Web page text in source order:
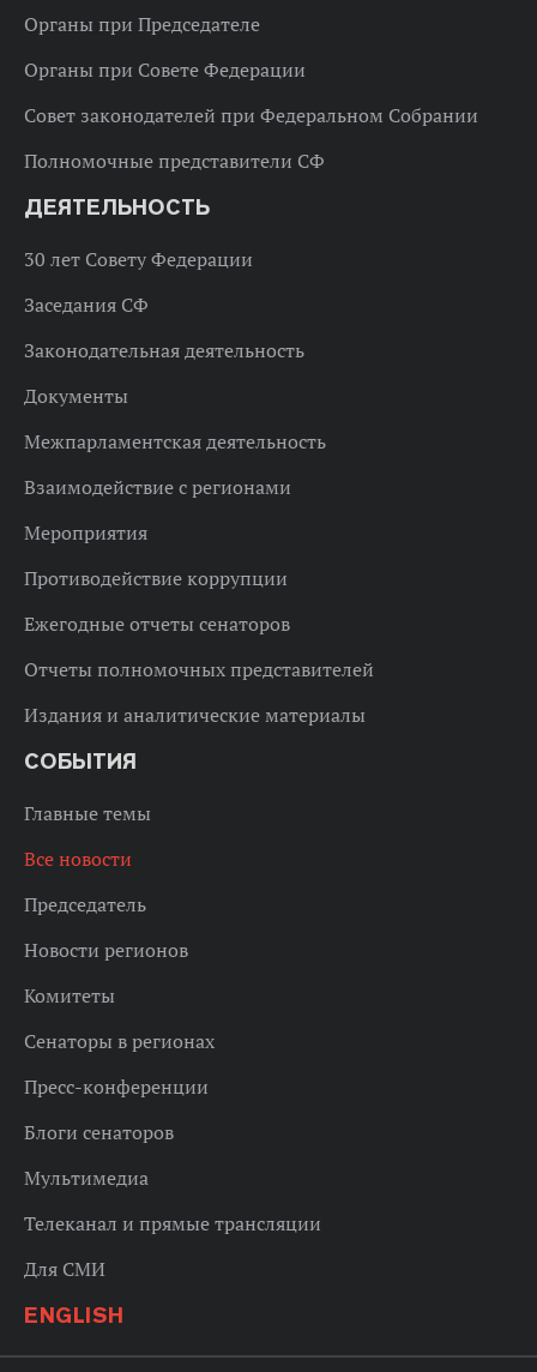
Органы при Председателе
Органы при Совете Федерации
Совет законодателей при Федеральном Собрании
Полномочные представители СФ
ДЕЯТЕЛЬНОСТЬ
30 лет Совету Федерации
Заседания СФ
Законодательная деятельность
Документы
Межпарламентская деятельность
Взаимодействие с регионами
Мероприятия
Противодействие коррупции
Ежегодные отчеты сенаторов
Отчеты полномочных представителей
Издания и аналитические материалы
СОБЫТИЯ
Главные темы
Все новости
Председатель
Новости регионов
Комитеты
Сенаторы в регионах
Пресс-конференции
Блоги сенаторов
Мультимедиа
Телеканал и прямые трансляции
Для СМИ
ENGLISH